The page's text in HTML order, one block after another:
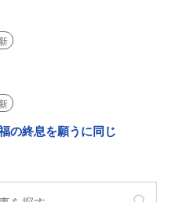
の終息を願うに同じ